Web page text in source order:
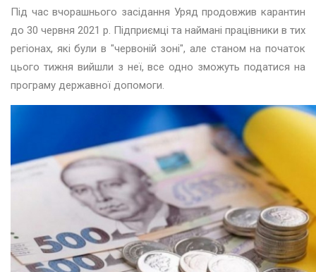
Під час вчорашнього засідання Уряд продовжив карантин
до 30 червня 2021 р. Підприємці та наймані працівники в тих
регіонах, які були в "червоній зоні", але станом на початок
цього тижня вийшли з неї, все одно зможуть податися на
програму державної допомоги.